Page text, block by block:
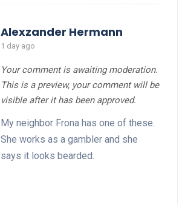
Your comment is awaiting moderation.
This is a preview, your comment will be
visible after it has been approved.
My neighbor Frona has one of these.
She works as a gambler and she
says it looks bearded.
Alexzander Hermann
1 day ago